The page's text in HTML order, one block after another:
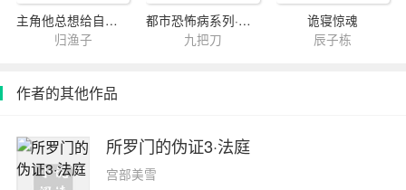
主角他总想给自己加戏[快穿]
归渔子
都市恐怖病系列·冰箱
九把刀
诡寝惊魂
辰子栋
作者的其他作品
所罗门的伪证3·法庭
宫部美雪